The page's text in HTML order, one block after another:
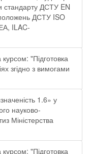
стандарту ДСТУ EN
ДСТУ ISO
ILAC-
"Підготовка
згідно з вимогами
1.6» у
науково-
Міністерства
"Підготовка